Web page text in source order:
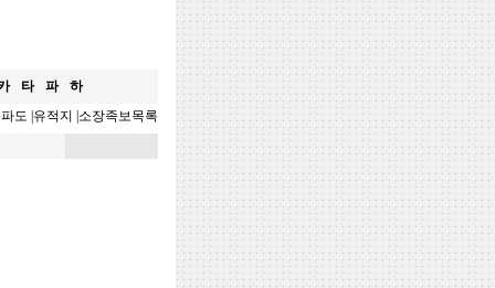
타 파
하
도 유적지 소장족보목록